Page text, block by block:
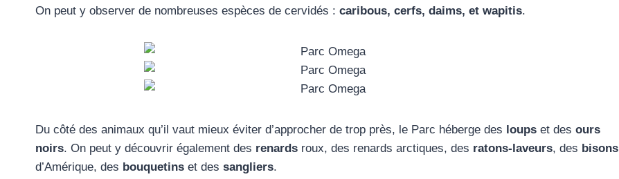
On peut y observer de nombreuses espèces de cervidés : caribous, cerfs, daims, et wapitis.
Du côté des animaux qu’il vaut mieux éviter d’approcher de trop près, le Parc héberge des loups et des ours
noirs. On peut y découvrir également des renards roux, des renards arctiques, des ratons-laveurs, des bisons
d’Amérique, des bouquetins et des sangliers.